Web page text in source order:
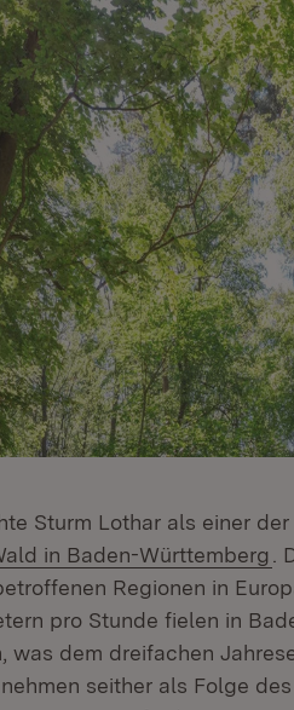
Sturm Lothar als einer
in Baden-Württemberg
Regionen in
pro Stunde fielen in
was dem dreifachen
seither als Folge